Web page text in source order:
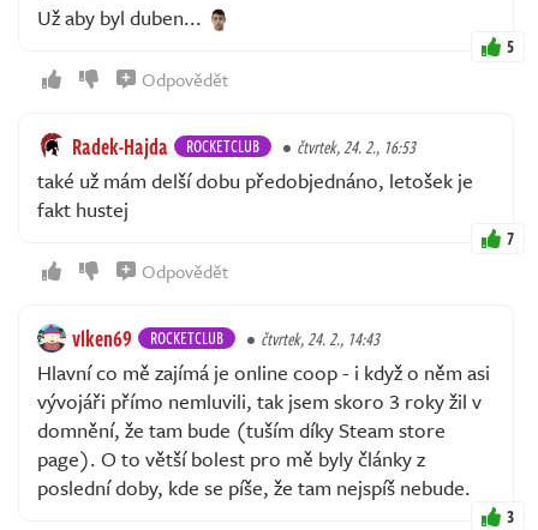
Už aby byl duben...
5
Odpovědět
Radek-Hajda ROCKETCLUB čtvrtek, 24. 2., 16:53
také už mám delší dobu předobjednáno, letošek je
fakt hustej
7
Odpovědět
vlken69 ROCKETCLUB čtvrtek, 24. 2., 14:43
Hlavní co mě zajímá je online coop - i když o něm asi
vývojáři přímo nemluvili, tak jsem skoro 3 roky žil v
domnění, že tam bude (tuším díky Steam store
page). O to větší bolest pro mě byly články z
poslední doby, kde se píše, že tam nejspíš nebude.
3